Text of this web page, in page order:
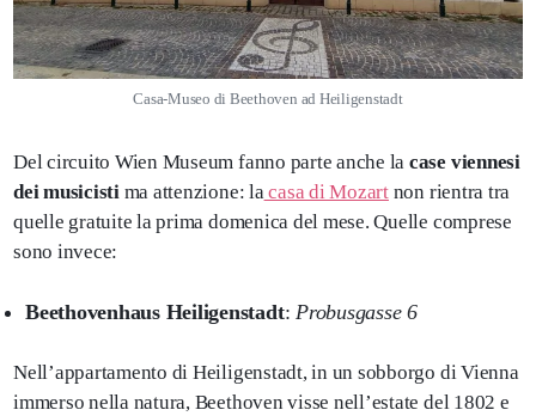
Casa-Museo di Beethoven ad Heiligenstadt
Del circuito Wien Museum fanno parte anche la case viennesi
dei musicisti ma attenzione: lacasa di Mozartnon rientra tra
quelle gratuite la prima domenica del mese. Quelle comprese
sono invece:
Beethovenhaus Heiligenstadt: Probusgasse 6
Nell’appartamento di Heiligenstadt, in un sobborgo di Vienna
immerso nella natura, Beethoven visse nell’estate del 1802 e